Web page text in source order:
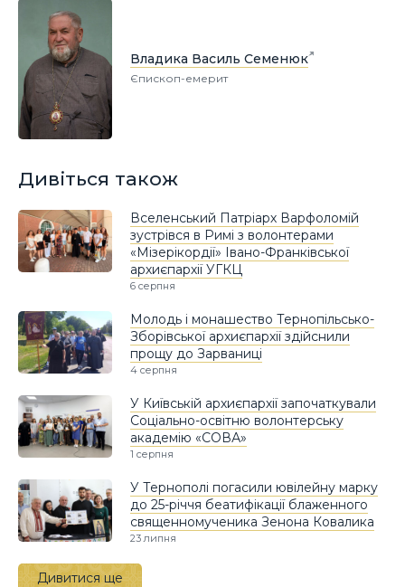
Владика Василь Семенюк
Єпископ-емерит
Дивіться також
Вселенський Патріарх Варфоломій
зустрівся в Римі з волонтерами
«Мізерікордії» Івано-Франківської
архиєпархії УГКЦ
6 серпня
Молодь і монашество Тернопільсько-
Зборівської архиєпархії здійснили
прощу до Зарваниці
4 серпня
У Київській архиєпархії започаткували
Соціально-освітню волонтерську
академію «СОВА»
1 серпня
У Тернополі погасили ювілейну марку
до 25-річчя беатифікації блаженного
священномученика Зенона Ковалика
23 липня
Дивитися ще